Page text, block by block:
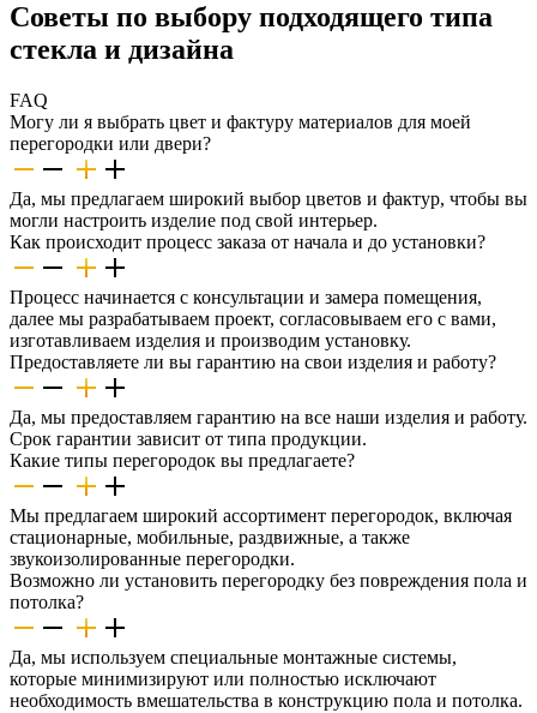
Советы по выбору подходящего типа
стекла и дизайна
FAQ
Могу ли я выбрать цвет и фактуру материалов для моей
перегородки или двери?
Да, мы предлагаем широкий выбор цветов и фактур, чтобы вы
могли настроить изделие под свой интерьер.
Как происходит процесс заказа от начала и до установки?
Процесс начинается с консультации и замера помещения,
далее мы разрабатываем проект, согласовываем его с вами,
изготавливаем изделия и производим установку.
Предоставляете ли вы гарантию на свои изделия и работу?
Да, мы предоставляем гарантию на все наши изделия и работу.
Срок гарантии зависит от типа продукции.
Какие типы перегородок вы предлагаете?
Мы предлагаем широкий ассортимент перегородок, включая
стационарные, мобильные, раздвижные, а также
звукоизолированные перегородки.
Возможно ли установить перегородку без повреждения пола и
потолка?
Да, мы используем специальные монтажные системы,
которые минимизируют или полностью исключают
необходимость вмешательства в конструкцию пола и потолка.